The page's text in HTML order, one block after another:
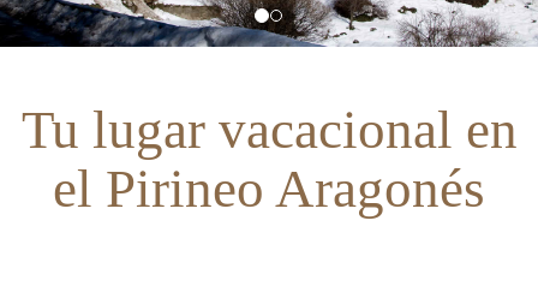
Tu lugar vacacional en
el Pirineo Aragonés